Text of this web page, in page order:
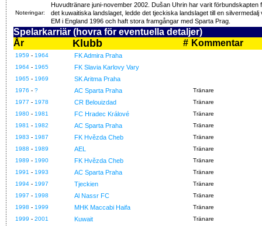
Noteringar:
Huvudtränare juni-november 2002. Dušan Uhrin har varit förbundskapten
det kuwaitiska landslaget, ledde det tjeckiska landslaget till en silvermedalj
EM i England 1996 och haft stora framgångar med Sparta Prag.
Spelarkarriär (hovra för eventuella detaljer)
År
Klubb # Kommentar
1959 - 1964 FK Admira Praha
1964 - 1965 FK Slavia Karlovy Vary
1965 - 1969 SK Aritma Praha
1976 - ? AC Sparta Praha
Tränare
1977 - 1978 CR Belouizdad
Tränare
1980 - 1981 FC Hradec Králové
Tränare
1981 - 1982 AC Sparta Praha
Tränare
1983 - 1987 FK Hvězda Cheb
Tränare
1988 - 1989 AEL
Tränare
1989 - 1990 FK Hvězda Cheb
Tränare
1991 - 1993 AC Sparta Praha
Tränare
1994 - 1997 Tjeckien
Tränare
1997 - 1998 Al Nassr FC
Tränare
1998 - 1999 MHK Maccabi Haifa
Tränare
1999 - 2001 Kuwait
Tränare